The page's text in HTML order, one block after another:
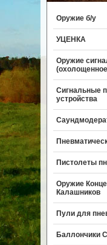
Оружие б/у
УЦЕНКА
Оружие
Сигнальные
устройства
Пистолеты
Оружие
Калашников
Пули для
Баллончики